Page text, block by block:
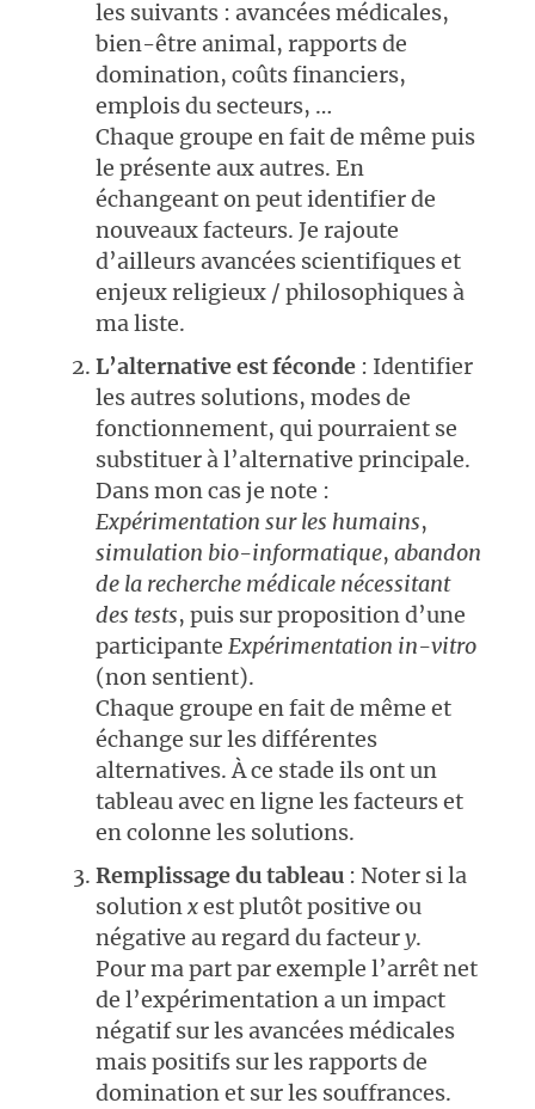
les suivants : avancées médicales,
bien-être animal, rapports de
domination, coûts financiers,
emplois du secteurs, …
Chaque groupe en fait de même puis
le présente aux autres. En
échangeant on peut identifier de
nouveaux facteurs. Je rajoute
d’ailleurs avancées scientifiques et
enjeux religieux / philosophiques à
ma liste.
L’alternative est féconde : Identifier
les autres solutions, modes de
fonctionnement, qui pourraient se
substituer à l’alternative principale.
Dans mon cas je note :
Expérimentation sur les humains,
simulation bio-informatique, abandon
de la recherche médicale nécessitant
des tests, puis sur proposition d’une
participante Expérimentation in-vitro
(non sentient).
Chaque groupe en fait de même et
échange sur les différentes
alternatives. À ce stade ils ont un
tableau avec en ligne les facteurs et
en colonne les solutions.
Remplissage du tableau : Noter si la
solutionxest plutôt positive ou
négative au regard du facteury.
Pour ma part par exemple l’arrêt net
de l’expérimentation a un impact
négatif sur les avancées médicales
mais positifs sur les rapports de
domination et sur les souffrances.